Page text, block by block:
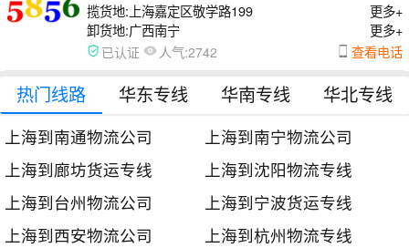
揽货地: 上海嘉定区敬学路199
更多+
卸货地:广西南宁 更多+
已认证 人气:2742 查看电话
热门线路 华东专线 华南专线 华北专线
上海到南通物流公司
上海到南宁物流公司
上海到廊坊货运专线
上海到沈阳物流专线
上海到台州物流公司
上海到宁波货运专线
上海到西安物流公司
上海到杭州物流专线